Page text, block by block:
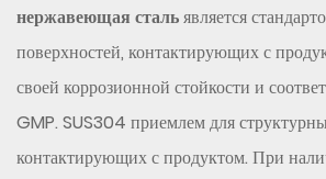
нержавеющая стальявляется
поверхностей, контактирующих с
своей коррозионной стойкости и
GMP. SUS304 приемлем для
контактирующих с продуктом. При